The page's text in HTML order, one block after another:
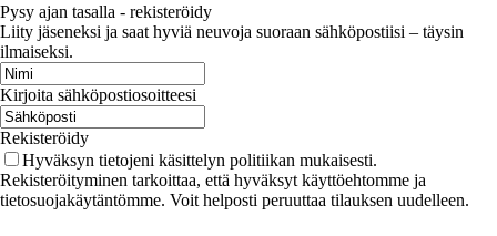
Pysy ajan tasalla - rekisteröidy
Liity jäseneksi ja saat hyviä neuvoja suoraan sähköpostiisi – täysin
ilmaiseksi.
Kirjoita sähköpostiosoitteesi
Rekisteröidy
Hyväksyn tietojeni käsittelyn politiikan mukaisesti.
Rekisteröityminen tarkoittaa, että hyväksyt käyttöehtomme ja
tietosuojakäytäntömme. Voit helposti peruuttaa tilauksen uudelleen.